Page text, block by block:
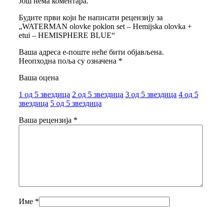
Будите први који ће написати рецензију за
„WATERMAN olovke poklon set – Hemijska olovka +
etui – HEMISPHERE BLUE“
Ваша адреса е-поште неће бити објављена.
Неопходна поља су означена *
Ваша оцена
1 од 5 звездица 2 од 5 звездица 3 од 5 звездица 4 од 5
звездица 5 од 5 звездица
Ваша рецензија *
Име *